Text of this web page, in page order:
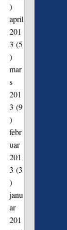
)
april
201
3 (5
)
mar
s
201
3 (9
)
febr
uar
201
3 (3
)
janu
ar
201